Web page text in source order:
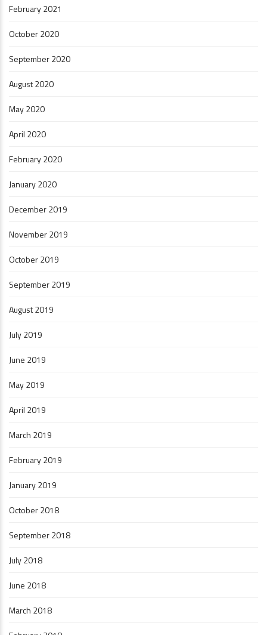
February 2021
October 2020
September 2020
August 2020
May 2020
April 2020
February 2020
January 2020
December 2019
November 2019
October 2019
September 2019
August 2019
July 2019
June 2019
May 2019
April 2019
March 2019
February 2019
January 2019
October 2018
September 2018
July 2018
June 2018
March 2018